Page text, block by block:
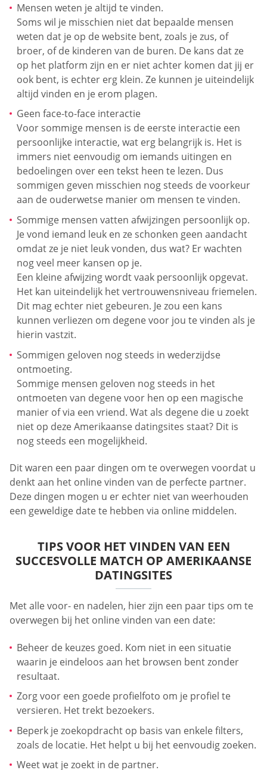
Mensen weten je altijd te vinden.
Soms wil je misschien niet dat bepaalde mensen
weten dat je op de website bent, zoals je zus, of
broer, of de kinderen van de buren. De kans dat ze
op het platform zijn en er niet achter komen dat jij er
ook bent, is echter erg klein. Ze kunnen je uiteindelijk
altijd vinden en je erom plagen.
Geen face-to-face interactie
Voor sommige mensen is de eerste interactie een
persoonlijke interactie, wat erg belangrijk is. Het is
immers niet eenvoudig om iemands uitingen en
bedoelingen over een tekst heen te lezen. Dus
sommigen geven misschien nog steeds de voorkeur
aan de ouderwetse manier om mensen te vinden.
Sommige mensen vatten afwijzingen persoonlijk op.
Je vond iemand leuk en ze schonken geen aandacht
omdat ze je niet leuk vonden, dus wat? Er wachten
nog veel meer kansen op je.
Een kleine afwijzing wordt vaak persoonlijk opgevat.
Het kan uiteindelijk het vertrouwensniveau friemelen.
Dit mag echter niet gebeuren. Je zou een kans
kunnen verliezen om degene voor jou te vinden als je
hierin vastzit.
Sommigen geloven nog steeds in wederzijdse
ontmoeting.
Sommige mensen geloven nog steeds in het
ontmoeten van degene voor hen op een magische
manier of via een vriend. Wat als degene die u zoekt
niet op deze Amerikaanse datingsites staat? Dit is
nog steeds een mogelijkheid.
Dit waren een paar dingen om te overwegen voordat u
denkt aan het online vinden van de perfecte partner.
Deze dingen mogen u er echter niet van weerhouden
een geweldige date te hebben via online middelen.
TIPS VOOR HET VINDEN VAN EEN
SUCCESVOLLE MATCH OP AMERIKAANSE
DATINGSITES
Met alle voor- en nadelen, hier zijn een paar tips om te
overwegen bij het online vinden van een date:
Beheer de keuzes goed. Kom niet in een situatie
waarin je eindeloos aan het browsen bent zonder
resultaat.
Zorg voor een goede profielfoto om je profiel te
versieren. Het trekt bezoekers.
Beperk je zoekopdracht op basis van enkele filters,
zoals de locatie. Het helpt u bij het eenvoudig zoeken.
Weet wat je zoekt in de partner.